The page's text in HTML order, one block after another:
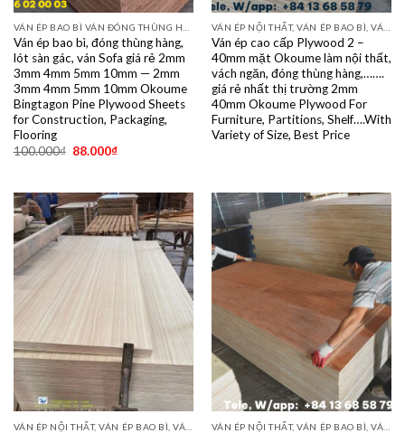
Ván ép bao bì, đóng thùng hàng,
lót sàn gác, ván Sofa giá rẻ 2mm
3mm 4mm 5mm 10mm — 2mm
3mm 4mm 5mm 10mm Okoume
Bingtagon Pine Plywood Sheets
for Construction, Packaging,
Flooring
100.000₫ 88.000₫
Ván ép cao cấp Plywood 2 –
40mm mặt Okoume làm nội thất,
vách ngăn, đóng thùng hàng,…….
giá rẻ nhất thị trường 2mm
40mm Okoume Plywood For
Furniture, Partitions, Shelf….With
Variety of Size, Best Price